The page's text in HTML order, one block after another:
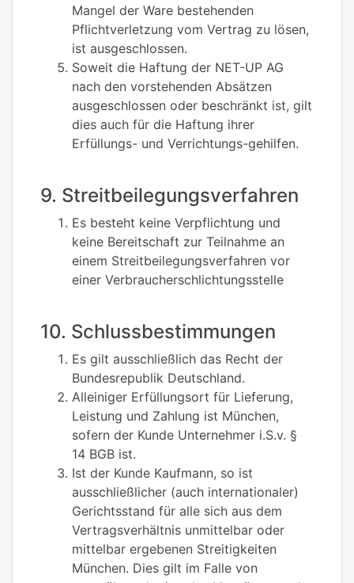
Mangel der Ware bestehenden
Pflichtverletzung vom Vertrag zu lösen,
ist ausgeschlossen.
Soweit die Haftung der NET-UP AG
nach den vorstehenden Absätzen
ausgeschlossen oder beschränkt ist, gilt
dies auch für die Haftung ihrer
Erfüllungs- und Verrichtungs-gehilfen.
9. Streitbeilegungsverfahren
Es besteht keine Verpflichtung und
keine Bereitschaft zur Teilnahme an
einem Streitbeilegungsverfahren vor
einer Verbraucherschlichtungsstelle
10. Schlussbestimmungen
Es gilt ausschließlich das Recht der
Bundesrepublik Deutschland.
Alleiniger Erfüllungsort für Lieferung,
Leistung und Zahlung ist München,
sofern der Kunde Unternehmer i.S.v. §
14 BGB ist.
Ist der Kunde Kaufmann, so ist
ausschließlicher (auch internationaler)
Gerichtsstand für alle sich aus dem
Vertragsverhältnis unmittelbar oder
mittelbar ergebenen Streitigkeiten
München. Dies gilt im Falle von